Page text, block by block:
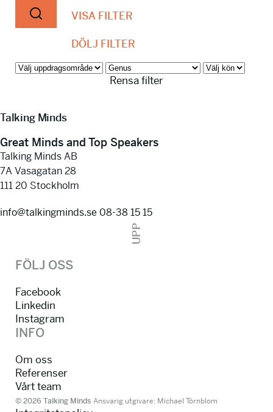
VISA FILTER
DÖLJ FILTER
Rensa filter
Talking Minds
Great Minds and Top Speakers
Talking Minds AB
7A Vasagatan 28
111 20 Stockholm
info@talkingminds.se 08-38 15 15
UPP
FÖLJ OSS
Facebook
Linkedin
Instagram
INFO
Om oss
Referenser
Vårt team
© 2026 Talking Minds Ansvarig utgivare: Michael Törnblom